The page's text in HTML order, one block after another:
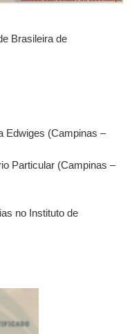
Brasileira de
Edwiges (Campinas –
Particular (Campinas –
no Instituto de